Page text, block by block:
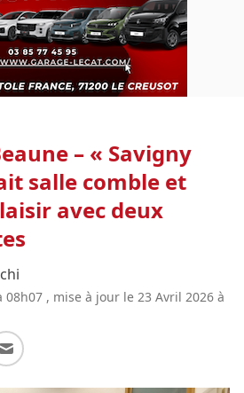
– « Savigny
salle comble et
avec deux
08h07 , mise à jour le 23 Avril 2026 à
sur LinkedIn
Partager par E-mail